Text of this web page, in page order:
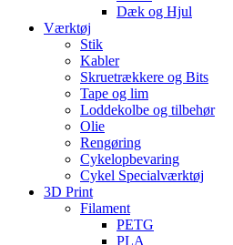
Dæk og Hjul
Værktøj
Stik
Kabler
Skruetrækkere og Bits
Tape og lim
Loddekolbe og tilbehør
Olie
Rengøring
Cykelopbevaring
Cykel Specialværktøj
3D Print
Filament
PETG
PLA